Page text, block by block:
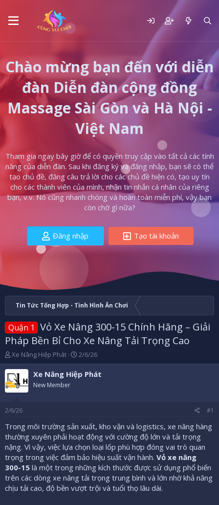
Chào mừng bạn đến với diễn
đàn Diễn đàn cộng đồng
Massage Sài Gòn và Hà Nội -
Việt Nam
Tham gia ngay bây giờ để có quyền truy cập vào tất cả các tính
năng của diễn đàn. Sau khi đăng ký và đăng nhập, bạn sẽ có thể
tạo chủ đề, đăng câu trả lời cho các chủ đề hiện có, tạo uy tín
cho các thành viên của mình, nhận tin nhắn cá nhân của riêng
bạn, v.v. Nó cũng nhanh chóng và hoàn toàn miễn phí, vậy bạn
còn chờ gì nữa?
Đăng nhập Tạo tài khoản
Tin Tức Tổng Hợp - Tình Hình Ăn Chơi
Quận 1
Vỏ Xe Nâng 300-15 Chính Hãng – Giải
Pháp Bền Bỉ Cho Xe Nâng Tải Trọng Cao
B
ắ
t
đ
ầ
Xe Nâng Hiệp Phát
N
g
à
y
ầ
2/6/26
Xe Nâng Hiệp Phát
New Member
2/6/26 #1
Trong môi trường sản xuất, kho vận và logistics, xe nâng hàng
thường xuyên phải hoạt động với cường độ lớn và tải trọng
nặng. Vì vậy, việc lựa chọn loại lốp phù hợp đóng vai trò quan
trọng trong việc đảm bảo hiệu suất vận hành. Vỏ xe nâng
300-15 là một trong những kích thước được sử dụng phổ biến
trên các dòng xe nâng tải trọng trung bình và lớn nhờ khả năng
chịu tải cao, độ bền vượt trội và tuổi thọ lâu dài.